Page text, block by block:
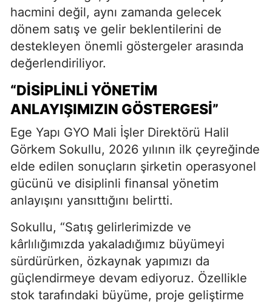
hacmini değil, aynı zamanda gelecek
dönem satış ve gelir beklentilerini de
destekleyen önemli göstergeler arasında
değerlendiriliyor.
“DISIPLINLI YÖNETIM
ANLAYIŞIMIZIN GÖSTERGESI”
Ege Yapı GYO Mali İşler Direktörü Halil
Görkem Sokullu, 2026 yılının ilk çeyreğinde
elde edilen sonuçların şirketin operasyonel
gücünü ve disiplinli finansal yönetim
anlayışını yansıttığını belirtti.
Sokullu, “Satış gelirlerimizde ve
kârlılığımızda yakaladığımız büyümeyi
sürdürürken, özkaynak yapımızı da
güçlendirmeye devam ediyoruz. Özellikle
stok tarafındaki büyüme, proje geliştirme